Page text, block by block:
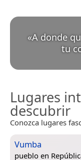
«A donde
tu
Lugares
descubrir
Conozca lugares
Vumba
pueblo en